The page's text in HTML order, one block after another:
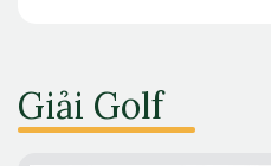
Giải Golf